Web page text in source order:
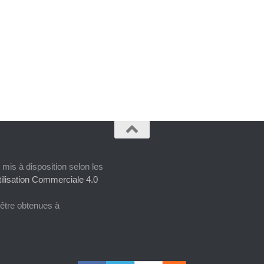
à disposition selon les
Commerciale 4.0
obtenues à